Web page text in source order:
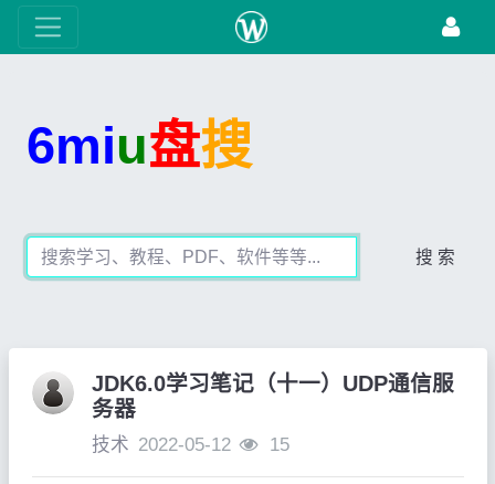
6miu盘搜
搜 索
JDK6.0学习笔记（十一）UDP通信服
务器
技术 2022-05-12 15